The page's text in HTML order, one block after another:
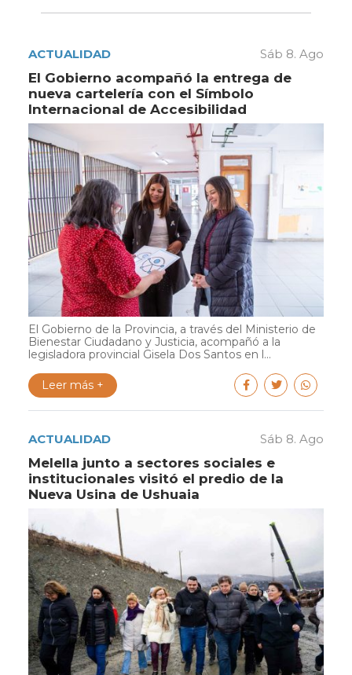
ACTUALIDAD Sáb 8. Ago
El Gobierno acompañó la entrega de
nueva cartelería con el Símbolo
Internacional de Accesibilidad
El Gobierno de la Provincia, a través del Ministerio de
Bienestar Ciudadano y Justicia, acompañó a la
legisladora provincial Gisela Dos Santos en l...
Leer más +
ACTUALIDAD Sáb 8. Ago
Melella junto a sectores sociales e
institucionales visitó el predio de la
Nueva Usina de Ushuaia